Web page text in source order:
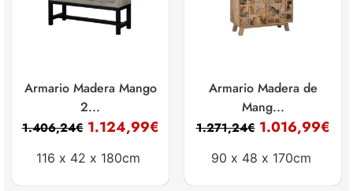
Armario Madera Mango
2...
1.406,24€ 1.124,99€
116 x 42 x 180cm
Armario Madera de
Mang...
1.271,24€ 1.016,99€
90 x 48 x 170cm